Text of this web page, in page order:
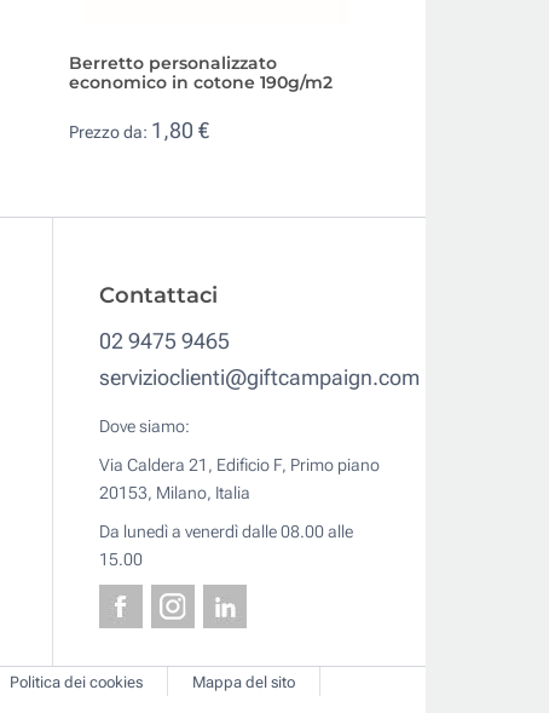
Berretto personalizzato
economico in cotone 190g/m2
Prezzo da: 1,80 €
Contattaci
02 9475 9465
servizioclienti@giftcampaign.com
Dove siamo:
Via Caldera 21, Edificio F, Primo piano
20153, Milano, Italia
Da lunedì a venerdì dalle 08.00 alle
15.00
Politica dei cookies
Mappa del sito